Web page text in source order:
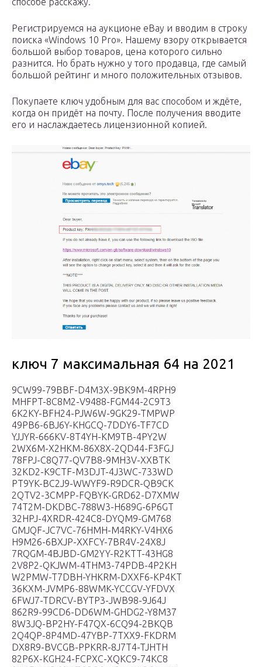
Регистрируемся на аукционе eBay и вводим в строку
поиска «Windows 10 Pro». Нашему взору открывается
большой выбор товаров, цена которого сильно
разнится. Но брать нужно у того продавца, где самый
большой рейтинг и много положительных отзывов.
Покупаете ключ удобным для вас способом и ждёте,
когда он придёт на почту. После получения вводите
его и наслаждаетесь лицензионной копией.
ключ 7 максимальная 64 на 2021
9CW99-79BBF-D4M3X-9BK9M-4RPH9
MHFPT-8C8M2-V9488-FGM44-2C9T3
6K2KY-BFH24-PJW6W-9GK29-TMPWP
49PB6-6BJ6Y-KHGCQ-7DDY6-TF7CD
YJJYR-666KV-8T4YH-KM9TB-4PY2W
2WX6M-X2HKM-86X8X-2QD44-F3FGJ
78FPJ-C8Q77-QV7B8-9MH3V-XXBTK
32KD2-K9CTF-M3DJT-4J3WC-733WD
PT9YK-BC2J9-WWYF9-R9DCR-QB9CK
2QTV2-3CMPP-FQBYK-GRD62-D7XMW
74T2M-DKDBC-788W3-H689G-6P6GT
32HPJ-4XRDR-424C8-DYQM9-GM768
GMJQF-JC7VC-76HMH-M4RKY-V4HX6
H9M26-6BXJP-XXFCY-7BR4V-24X8J
7RQGM-4BJBD-GM2YY-R2KTT-43HG8
2V8P2-QKJWM-4THM3-74PDB-4P2KH
W2PMW-T7DBH-YHKRM-DXXF6-KP4KT
36KXM-JVMP6-88WMK-YCCGV-YFDVX
6FWJ7-TDRCV-BYTP3-JWB98-9J64J
862R9-99CD6-DD6WM-GHDG2-Y8M37
8W3JQ-BP2HY-F47QX-6CQ94-2BKQB
2Q4QP-8P4MD-47YBP-7TXX9-FKDRM
DX8R9-BVCGB-PPKRR-8J7T4-TJHTH
82P6X-KGH24-FCPXC-XQKC9-74KC8